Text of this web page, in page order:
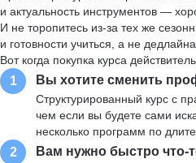
и актуальность инструментов —
И не торопитесь из-за тех же
и готовности учиться, а не дедлайна
Вот когда покупка курса
1 Вы хотите сменить
Структурированный курс с
чем если вы будете сами
несколько программ по
2 Вам нужно быстро что-